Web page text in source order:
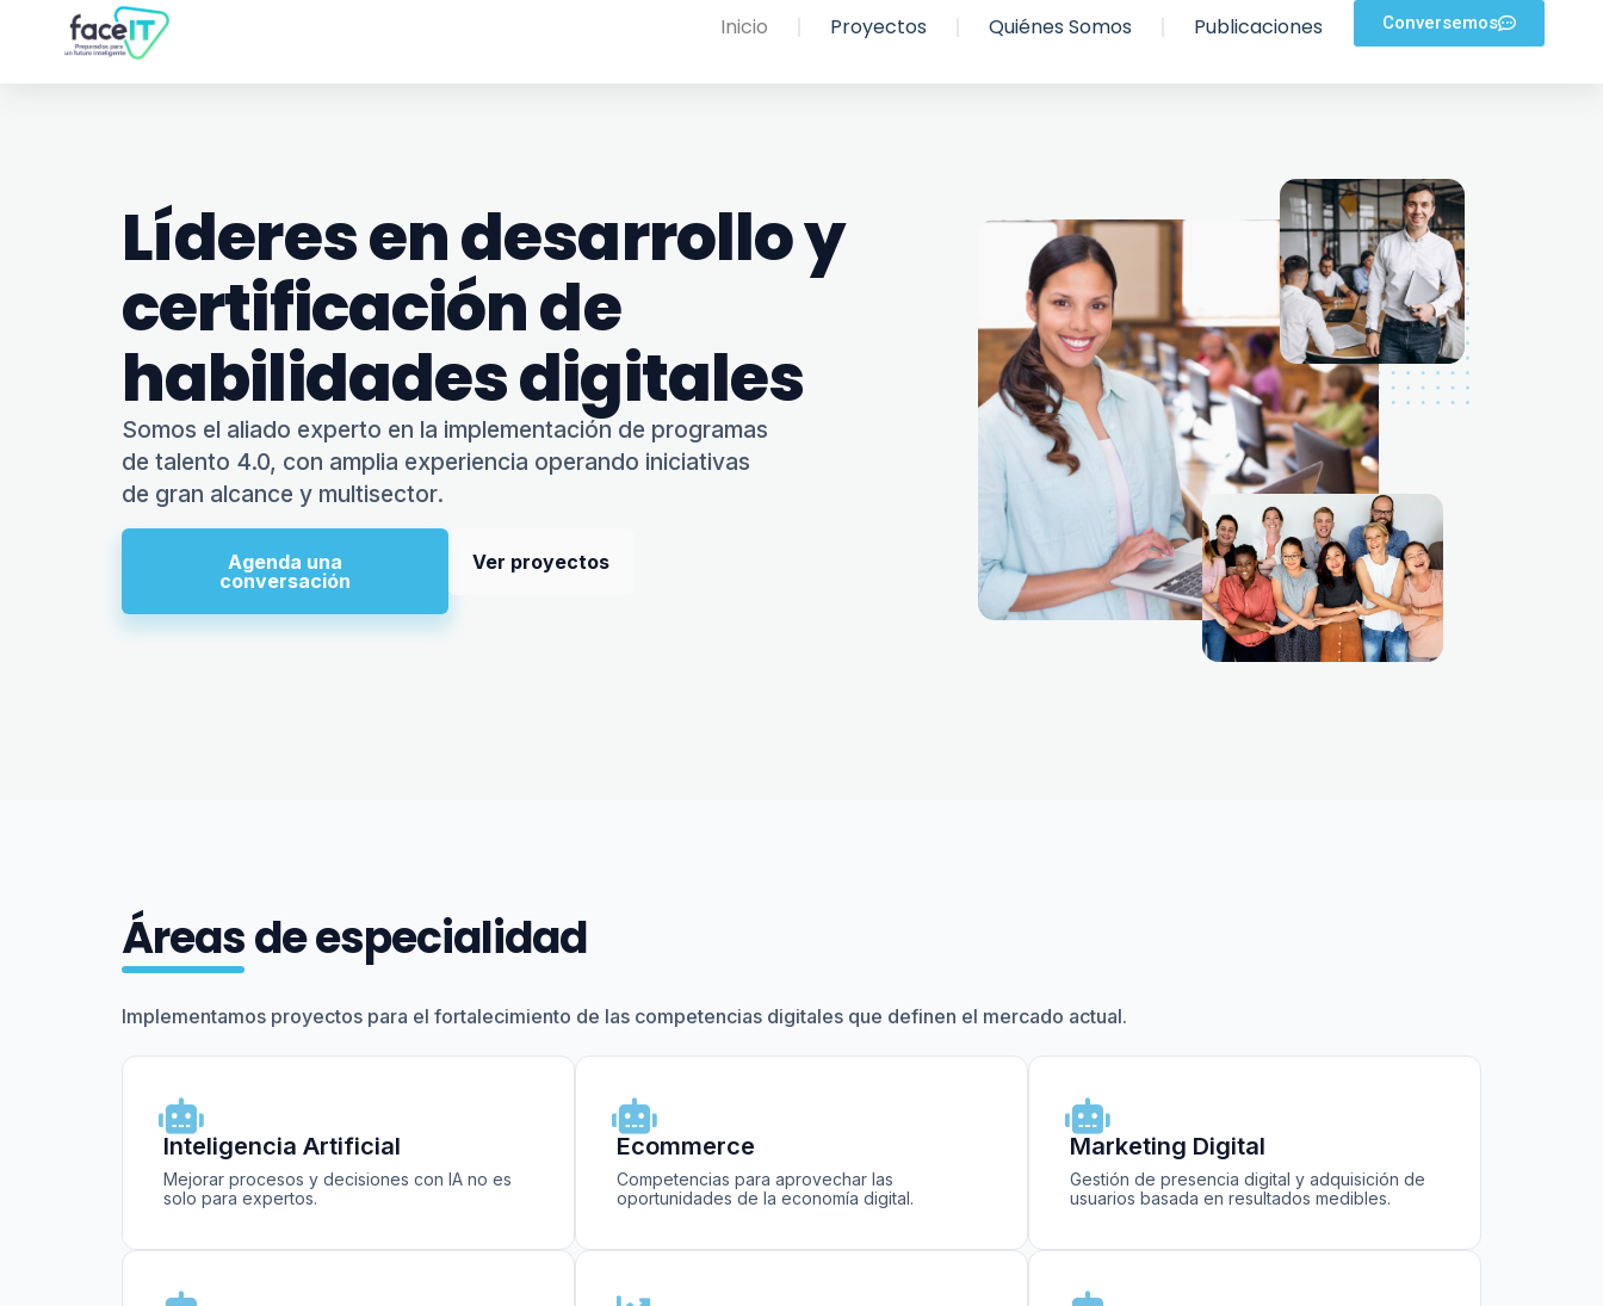
Inicio Proyectos Quiénes Somos Publicaciones Conversemos
Líderes en desarrollo y
certificación de
habilidades digitales
Somos el aliado experto en la implementación de programas
de talento 4.0, con amplia experiencia operando iniciativas
de gran alcance y multisector.
Agenda una
conversación
Ver proyectos
Áreas de especialidad
Implementamos proyectos para el fortalecimiento de las competencias digitales que definen el mercado actual.
Inteligencia Artificial
Mejorar procesos y decisiones con IA no es
solo para expertos.
Ecommerce
Competencias para aprovechar las
oportunidades de la economía digital.
Marketing Digital
Gestión de presencia digital y adquisición de
usuarios basada en resultados medibles.